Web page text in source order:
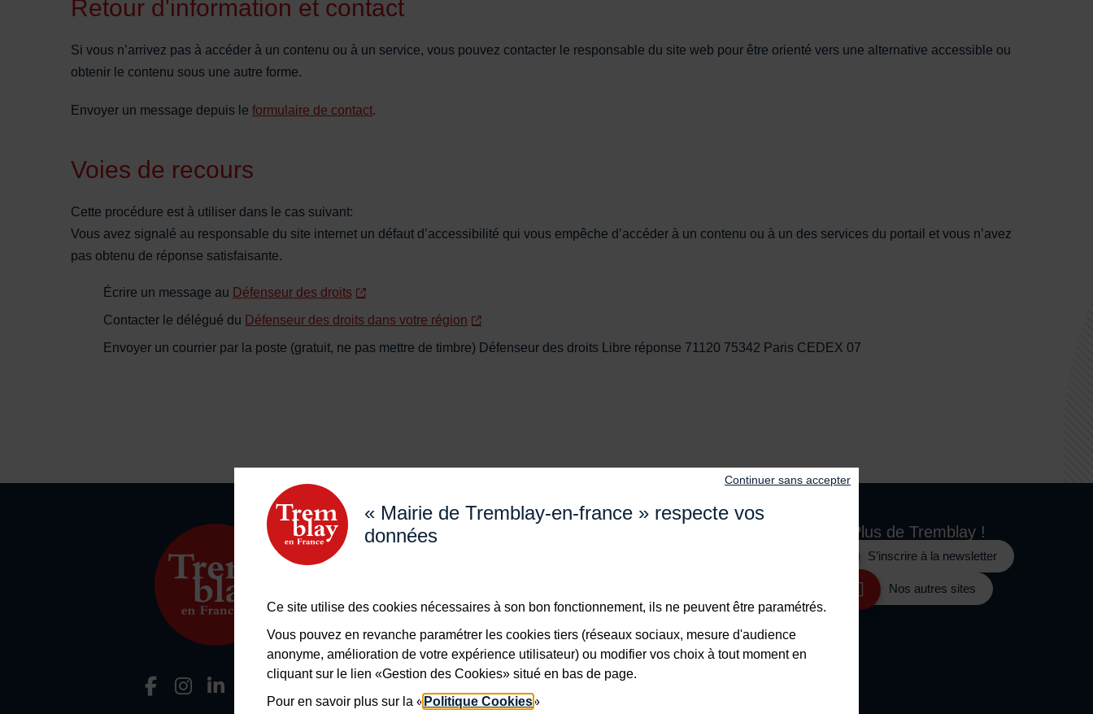
« Mairie de Tremblay-en-france » respecte vos
données
Ce site utilise des cookies nécessaires à son bon fonctionnement, ils ne peuvent être paramétrés.
Vous pouvez en revanche paramétrer les cookies tiers (réseaux sociaux, mesure d'audience
anonyme, amélioration de votre expérience utilisateur) ou modifier vos choix à tout moment en
cliquant sur le lien «Gestion des Cookies» situé en bas de page.
Pour en savoir plus sur la « Politique Cookies»
Continuer sans accepter
Retour d'information et contact
Si vous n’arrivez pas à accéder à un contenu ou à un service, vous pouvez contacter le responsable du site web pour être orienté vers une alternative accessible ou
obtenir le contenu sous une autre forme.
Envoyer un message depuis le formulaire de contact.
Voies de recours
Cette procédure est à utiliser dans le cas suivant:
Vous avez signalé au responsable du site internet un défaut d’accessibilité qui vous empêche d’accéder à un contenu ou à un des services du portail et vous n’avez
pas obtenu de réponse satisfaisante.
Écrire un message au Défenseur des droits
Contacter le délégué du Défenseur des droits dans votre région
Envoyer un courrier par la poste (gratuit, ne pas mettre de timbre) Défenseur des droits Libre réponse 71120 75342 Paris CEDEX 07
Nous suivre
Facebook
Instagram
LinkedIn
ViméoFlux RSS
Adresse dans le pied de page
Mairie de Tremblay-en-France
Horaires
Le samedi de 8h30 à 12h
Bouton téléphone
01 49 63 71 35
Bouton contacter
Plus deTremblay !
S’inscrire à la newsletter
Nos autres sites